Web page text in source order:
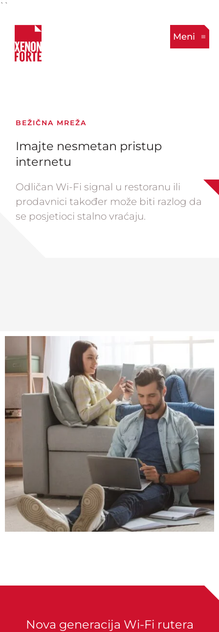
``
Meni
BEŽIČNA MREŽA
Imajte nesmetan pristup
internetu
Odličan Wi-Fi signal u restoranu ili
prodavnici također može biti razlog da
se posjetioci stalno vraćaju.
Nova generacija Wi-Fi rutera